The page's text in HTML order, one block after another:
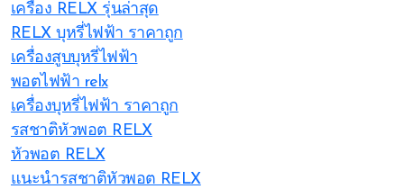
เครื่อง RELX รุ่นล่าสุด
RELX บุหรี่ไฟฟ้า ราคาถูก
เครื่องสูบบุหรี่ไฟฟ้า
พอตไฟฟ้า relx
เครื่องบุหรี่ไฟฟ้า ราคาถูก
รสชาติหัวพอต RELX
หัวพอต RELX
แนะนำรสชาติหัวพอต RELX